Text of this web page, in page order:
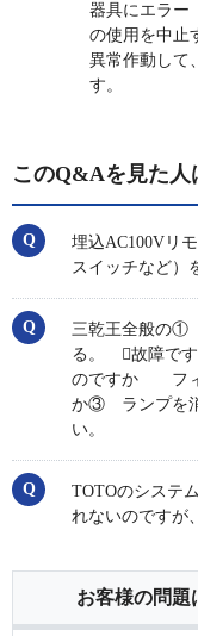
器具にエラー
の使用を中止
異常作動して
す。
このQ&Aを見た
埋込AC100Vリ
スイッチなど）
三乾王全般の①
る。 故障で
のですか フィ
か③ ランプを消
い。
TOTOのシステ
れないのですが
お客様の問題